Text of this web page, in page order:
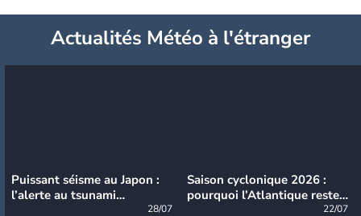
Actualités Météo à l'étranger
Puissant séisme au Japon :
l’alerte au tsunami
28/07
Saison cyclonique 2026 :
pourquoi l’Atlantique reste
22/07